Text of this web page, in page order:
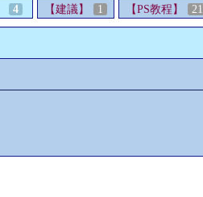
4 【建議】 1 【PS教程】 21